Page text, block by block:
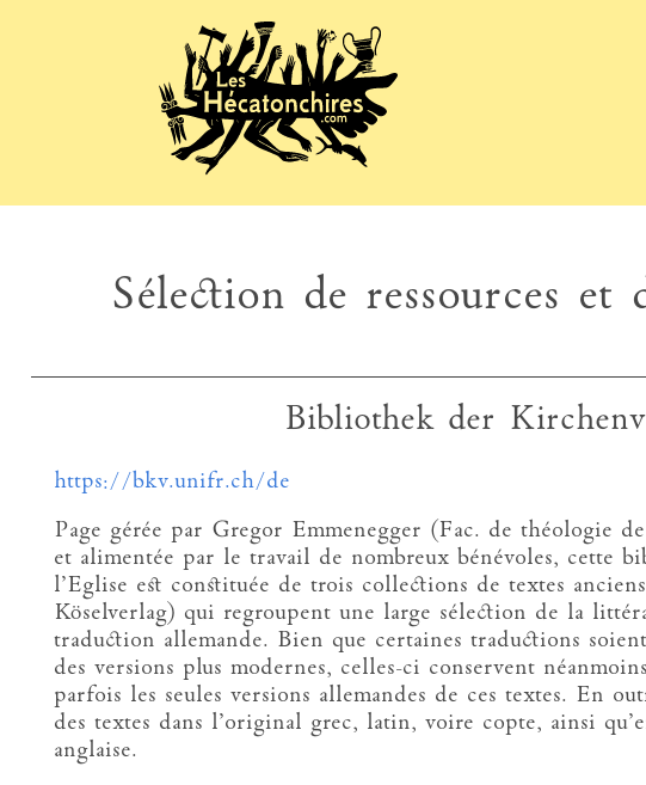
Sélection de ressources
Bibliothek der
https://bkv.unifr.ch/de
Page gérée par Gregor Emmenegger (Fac. de théologie
et alimentée par le travail de nombreux bénévoles, cette
l’Eglise est constituée de trois collections de textes
Köselverlag) qui regroupent une large sélection de la
traduction allemande. Bien que certaines traductions
des versions plus modernes, celles-ci conservent
parfois les seules versions allemandes de ces textes. En
des textes dans l’original grec, latin, voire copte, ainsi
anglaise.